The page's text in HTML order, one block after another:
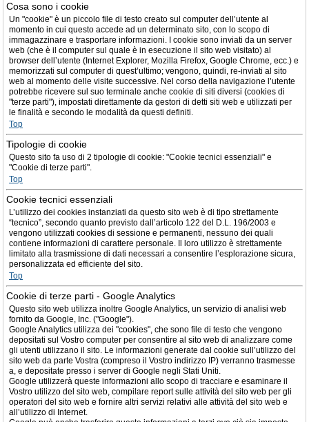
Cosa sono i cookie
Un "cookie" è un piccolo file di testo creato sul computer dell’utente al
momento in cui questo accede ad un determinato sito, con lo scopo di
immagazzinare e trasportare informazioni. I cookie sono inviati da un server
web (che è il computer sul quale è in esecuzione il sito web visitato) al
browser dell’utente (Internet Explorer, Mozilla Firefox, Google Chrome, ecc.) e
memorizzati sul computer di quest’ultimo; vengono, quindi, re-inviati al sito
web al momento delle visite successive. Nel corso della navigazione l’utente
potrebbe ricevere sul suo terminale anche cookie di siti diversi (cookies di
"terze parti"), impostati direttamente da gestori di detti siti web e utilizzati per
le finalità e secondo le modalità da questi definiti.
Top
Tipologie di cookie
Questo sito fa uso di 2 tipologie di cookie: "Cookie tecnici essenziali" e
"Cookie di terze parti".
Top
Cookie tecnici essenziali
L’utilizzo dei cookies instanziati da questo sito web è di tipo strettamente
“tecnico”, secondo quanto previsto dall’articolo 122 del D.L. 196/2003 e
vengono utilizzati cookies di sessione e permanenti, nessuno dei quali
contiene informazioni di carattere personale. Il loro utilizzo è strettamente
limitato alla trasmissione di dati necessari a consentire l’esplorazione sicura,
personalizzata ed efficiente del sito.
Top
Cookie di terze parti - Google Analytics
Questo sito web utilizza inoltre Google Analytics, un servizio di analisi web
fornito da Google, Inc. ("Google").
Google Analytics utilizza dei "cookies", che sono file di testo che vengono
depositati sul Vostro computer per consentire al sito web di analizzare come
gli utenti utilizzano il sito. Le informazioni generate dal cookie sull’utilizzo del
sito web da parte Vostra (compreso il Vostro indirizzo IP) verranno trasmesse
a, e depositate presso i server di Google negli Stati Uniti.
Google utilizzerà queste informazioni allo scopo di tracciare e esaminare il
Vostro utilizzo del sito web, compilare report sulle attività del sito web per gli
operatori del sito web e fornire altri servizi relativi alle attività del sito web e
all’utilizzo di Internet.